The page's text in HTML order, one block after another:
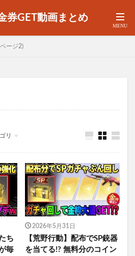
券GET動画まとめ
ージ2)
リ
ち
毎
2026年5月31日
【荒野行動】配布でSP銃器
を当てる!? 無料分のコイン